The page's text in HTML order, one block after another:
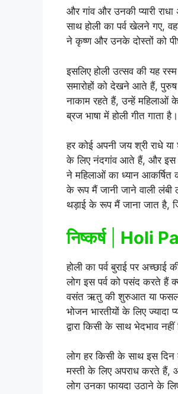
और गांव और उनकी प्यारी
साथ होली का पर्व खेलने गए,
ने कृष्ण और उनके दोस्तों को
इसलिए होली उत्सव की यह
समारोहों को देखने आते हैं,
नाकाम रहते हैं, उन्हें महिलाओं
ब्रज भाषा में होली गीत गाता है।
हर कोई अपनी जय श्री राधे
के लिए नंदगांव आते हैं, और इस
ने महिलाओं का ध्यान
के रूप मैं जानी जाने वाली लंबी
थड़ाई के रूप मैं जाना जात है,
निष्कर्ष| Holi
होली का पर्व बुराई पर
लोग इस पर्व को पसंद करते हैं
वसंत ऋतु की शुरुआत या फसल के
भोजन भारतीयों के लिए
द्वारा किसी के साथ भेदभाव
लोग हर किसी के साथ इस
मस्ती के लिए अपराध करते हैं,
लोग उनका फायदा उठाने के